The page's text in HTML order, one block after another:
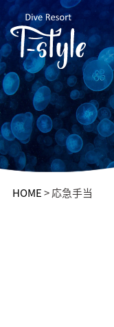
HOME>応急手当